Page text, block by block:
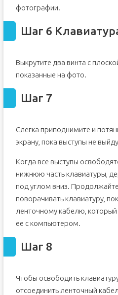
фотографии.
Шаг 6
Выкрутите два винта с
показанные на фото.
Шаг 7
Слегка приподнимите и
экрану, пока выступы не
Когда все выступы
нижнюю часть клавиатуры,
под углом вниз.
поворачивать клавиатуру,
ленточному кабелю,
ее с компьютером.
Шаг 8
Чтобы освободить
отсоединить ленточный